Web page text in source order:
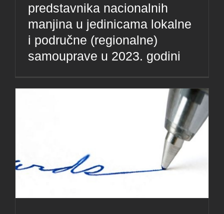
predstavnika nacionalnih
manjina u jedinicama lokalne
i područne (regionalne)
samouprave u 2023. godini